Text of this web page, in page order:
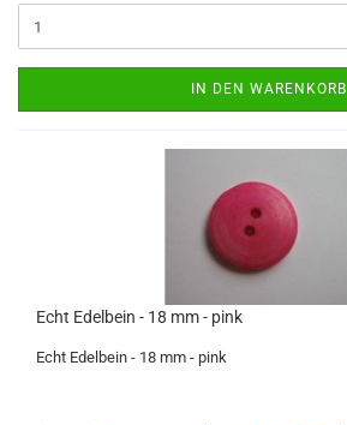
IN DEN WARENKORB
Echt Edelbein - 18 mm - pink
Echt Edelbein - 18 mm - pink